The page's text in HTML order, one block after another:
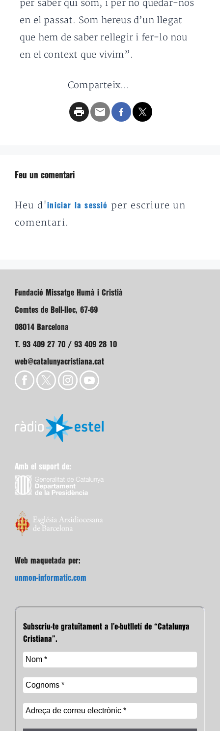
per saber qui som, i per no quedar-nos
en el passat. Som hereus d’un llegat
que hem de saber rellegir i fer-lo nou
en el context que vivim”.
Comparteix...
Feu un comentari
Heu d'iniciar la sessió
per escriure un
comentari.
Fundació Missatge Humà i Cristià
Comtes de Bell-lloc, 67-69
08014 Barcelona
T. 93 409 27 70 / 93 409 28 10
web@catalunyacristiana.cat
Amb el suport de:
Web maquetada per:
unmon-informatic.com
Subscriu-te gratuïtament a l’e-butlletí de “Catalunya
Cristiana”.